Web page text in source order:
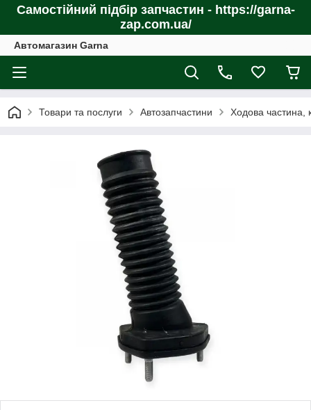
Самостійний підбір запчастин - https://garna-
zap.com.ua/
Автомагазин Garna
Товари та послуги Автозапчастини Ходова частина,